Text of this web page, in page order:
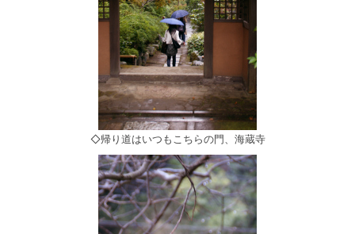
◇帰り道はいつもこちらの門、海蔵寺